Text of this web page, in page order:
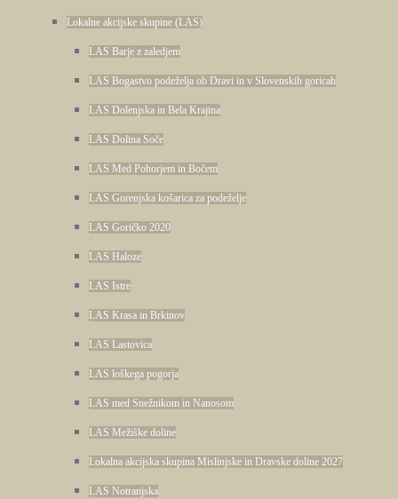
Lokalne akcijske skupine (LAS)
LAS Barje z zaledjem
LAS Bogastvo podeželja ob Dravi in v Slovenskih goricah
LAS Dolenjska in Bela Krajina
LAS Dolina Soče
LAS Med Pohorjem in Bočem
LAS Gorenjska košarica za podeželje
LAS Goričko 2020
LAS Haloze
LAS Istre
LAS Krasa in Brkinov
LAS Lastovica
LAS loškega pogorja
LAS med Snežnikom in Nanosom
LAS Mežiške doline
Lokalna akcijska skupina Mislinjske in Dravske doline 2027
LAS Notranjska